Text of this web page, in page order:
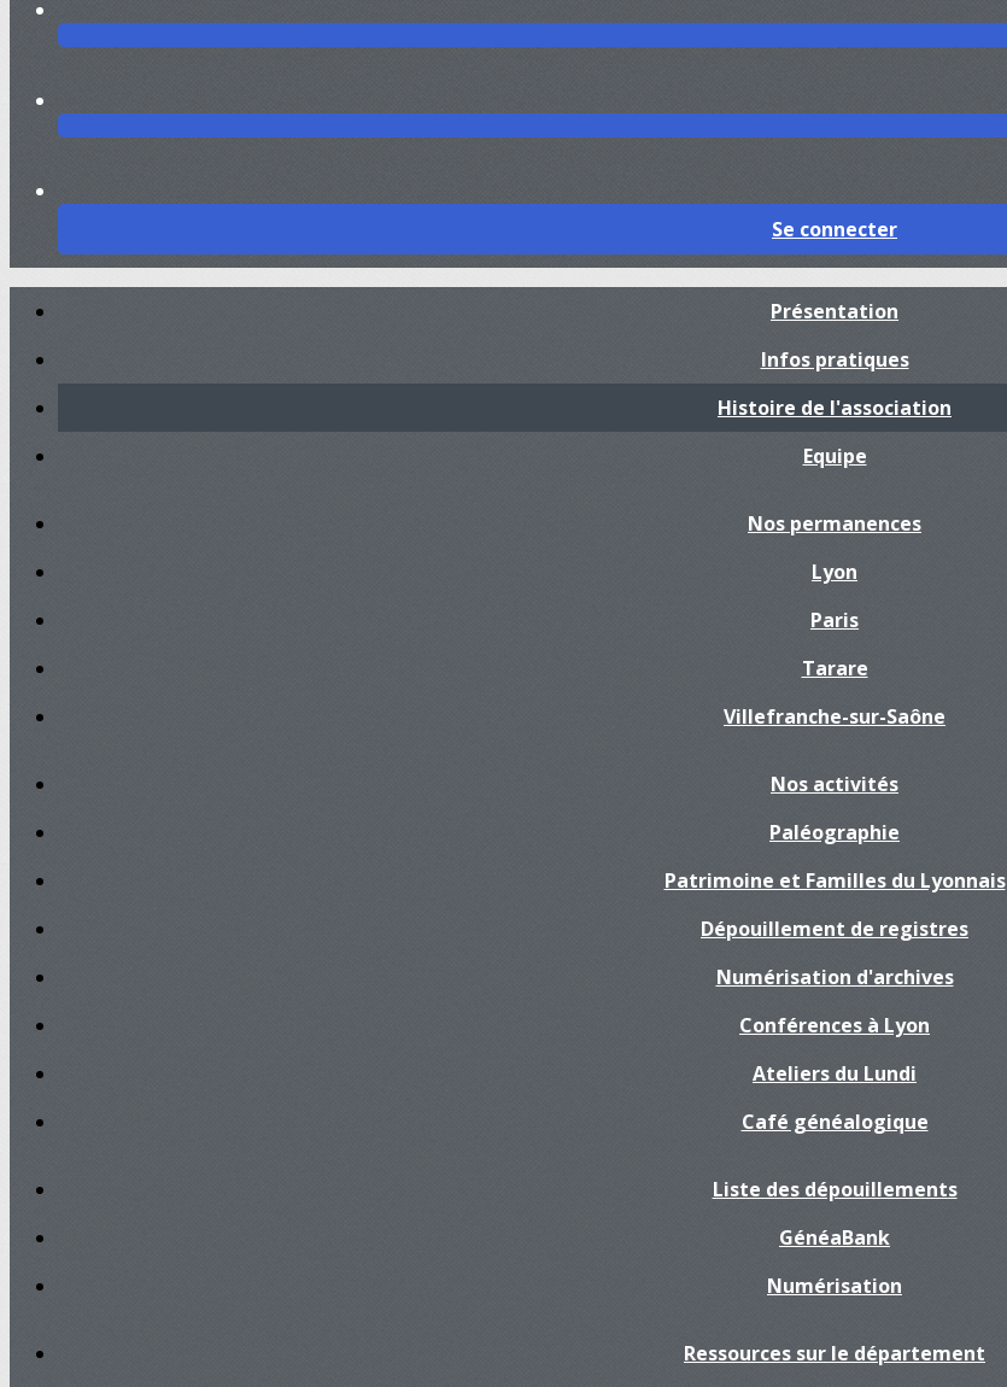
Se connecter
Présentation
Infos pratiques
Histoire de l'association
Equipe
Nos permanences
Lyon
Paris
Tarare
Villefranche-sur-Saône
Nos activités
Paléographie
Patrimoine et Familles du Lyonnais
Dépouillement de registres
Numérisation d'archives
Conférences à Lyon
Ateliers du Lundi
Café généalogique
Liste des dépouillements
GénéaBank
Numérisation
Ressources sur le département